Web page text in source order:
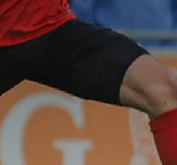
SPORTPARK GOED GENOEG
LIDMAATSCHAP
CONTACT